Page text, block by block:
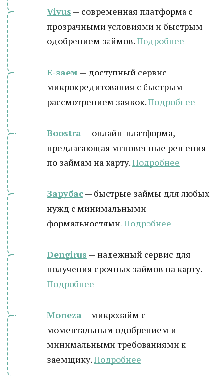
Vivus — современная платформа с
прозрачными условиями и быстрым
одобрением займов.Подробнее
Е-заем — доступный сервис
микрокредитования с быстрым
рассмотрением заявок.Подробнее
Boostra — онлайн-платформа,
предлагающая мгновенные решения
по займам на карту.Подробнее
Зарубас— быстрые займы для любых
нужд с минимальными
формальностями.Подробнее
Dengirus — надежный сервис для
получения срочных займов на карту.
Подробнее
Moneza— микрозайм с
моментальным одобрением и
минимальными требованиями к
заемщику.Подробнее